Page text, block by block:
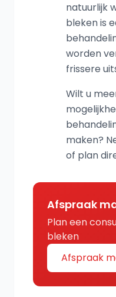
natuurlijk
bleken is
worden
frissere
Wilt u
maken?
of plan
Afspraak
Plan een
bleken
Afspraak